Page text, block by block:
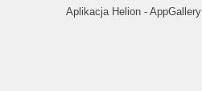
Aplikacja Helion - AppGallery